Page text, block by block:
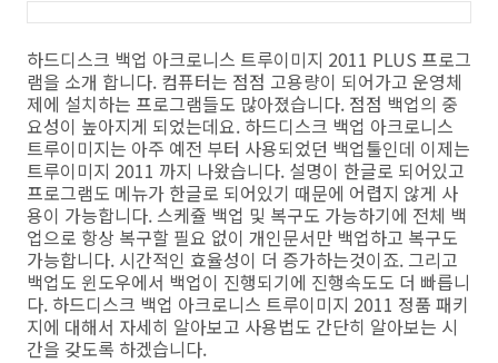
하드디스크 백업 아크로니스 트루이미지 2011 PLUS 프로그
램을 소개 합니다. 컴퓨터는 점점 고용량이 되어가고 운영체
제에 설치하는 프로그램들도 많아졌습니다. 점점 백업의 중
요성이 높아지게 되었는데요. 하드디스크 백업 아크로니스
트루이미지는 아주 예전 부터 사용되었던 백업툴인데 이제는
트루이미지 2011 까지 나왔습니다. 설명이 한글로 되어있고
프로그램도 메뉴가 한글로 되어있기 때문에 어렵지 않게 사
용이 가능합니다. 스케쥴 백업 및 복구도 가능하기에 전체 백
업으로 항상 복구할 필요 없이 개인문서만 백업하고 복구도
가능합니다. 시간적인 효율성이 더 증가하는것이죠. 그리고
백업도 윈도우에서 백업이 진행되기에 진행속도도 더 빠릅니
다. 하드디스크 백업 아크로니스 트루이미지 2011 정품 패키
지에 대해서 자세히 알아보고 사용법도 간단히 알아보는 시
간을 갖도록 하겠습니다.